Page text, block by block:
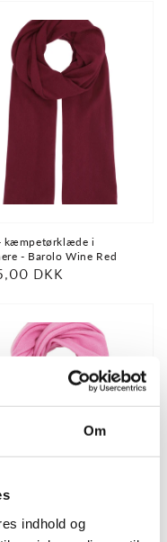
Om
indhold og
kæmpetørklæde i
- Barolo Wine Red
DKK